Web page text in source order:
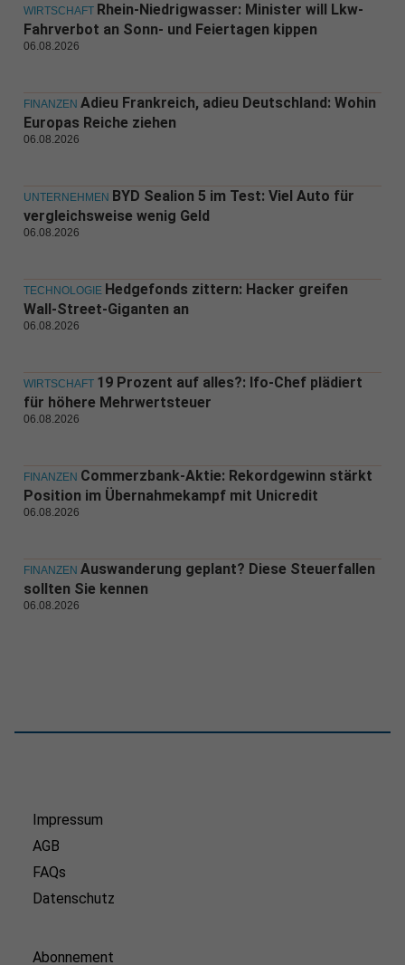
WIRTSCHAFT Rhein-Niedrigwasser: Minister will Lkw-
Fahrverbot an Sonn- und Feiertagen kippen
06.08.2026
FINANZEN Adieu Frankreich, adieu Deutschland: Wohin
Europas Reiche ziehen
06.08.2026
UNTERNEHMEN BYD Sealion 5 im Test: Viel Auto für
vergleichsweise wenig Geld
06.08.2026
TECHNOLOGIE Hedgefonds zittern: Hacker greifen
Wall-Street-Giganten an
06.08.2026
WIRTSCHAFT 19 Prozent auf alles?: Ifo-Chef plädiert
für höhere Mehrwertsteuer
06.08.2026
FINANZEN Commerzbank-Aktie: Rekordgewinn stärkt
Position im Übernahmekampf mit Unicredit
06.08.2026
FINANZEN Auswanderung geplant? Diese Steuerfallen
sollten Sie kennen
06.08.2026
Impressum
AGB
FAQs
Datenschutz
Abonnement